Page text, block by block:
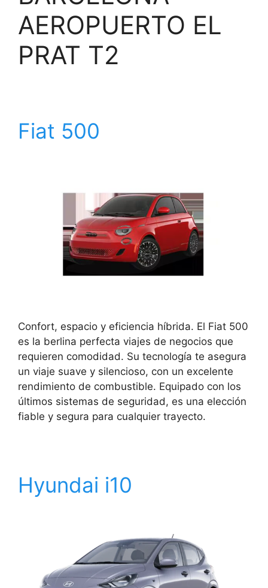
AEROPUERTO EL
PRAT T2
Fiat 500
Confort, espacio y eficiencia híbrida. El Fiat 500
es la berlina perfecta viajes de negocios que
requieren comodidad. Su tecnología te asegura
un viaje suave y silencioso, con un excelente
rendimiento de combustible. Equipado con los
últimos sistemas de seguridad, es una elección
fiable y segura para cualquier trayecto.
Hyundai i10